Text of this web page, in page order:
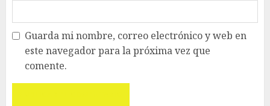
Guarda mi nombre, correo electrónico y web en
este navegador para la próxima vez que
comente.